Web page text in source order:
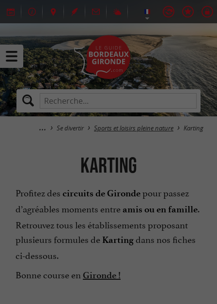
Se divertir Sports et loisirs pleine nature Karting
Karting
Profitez des circuits de Girondepour passez
d’agréables moments entre amis ou en famille.
Retrouvez tous les établissements proposant
plusieurs formules de Kartingdans nos fiches
ci-dessous.
Bonne course en Gironde !